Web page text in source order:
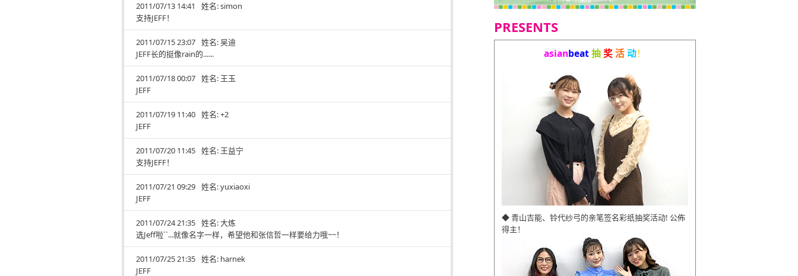
2011/07/13 14:41 姓名:simon
支持JEFF！
2011/07/15 23:07 姓名:吴迪
JEFF长的挺像rain的......
2011/07/18 00:07 姓名: 王玉
JEFF
2011/07/19 11:40 姓名:+2
JEFF
2011/07/20 11:45 姓名: 王益宁
支持JEFF！
2011/07/21 09:29 姓名:yuxiaoxi
JEFF
2011/07/24 21:35 姓名:大炼
选Jeff啦``...就像名字一样，希望他和张信哲一样要给力哦~~！
2011/07/25 21:35 姓名: harnek
JEFF
PRESENTS
asianbeat抽奖活动！
◆ 青山吉能、铃代纱弓的亲笔签名彩纸抽奖活动! 公佈
得主！